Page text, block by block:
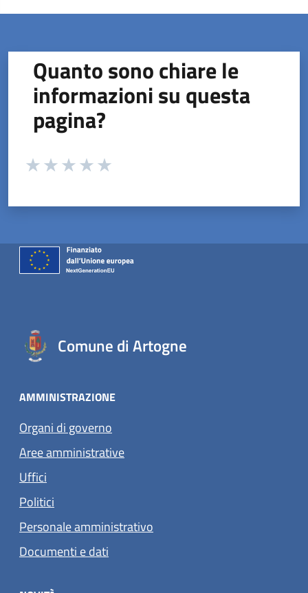
Quanto sono chiare le
informazioni su questa
pagina?
Valuta da 1 a 5 stelle la pagina
Comune di Artogne
AMMINISTRAZIONE
Organi di governo
Aree amministrative
Uffici
Politici
Personale amministrativo
Documenti e dati